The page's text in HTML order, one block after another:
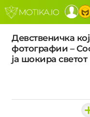
Девственичка
фотографии –
ја шокира светот